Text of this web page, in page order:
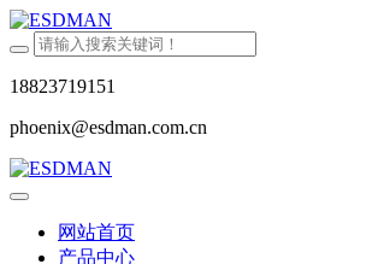
18823719151
phoenix@esdman.com.cn
网站首页
产品中心